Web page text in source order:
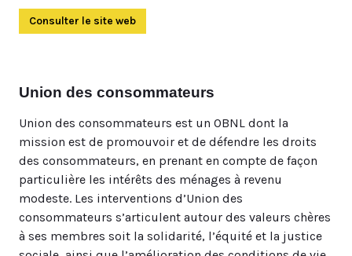
Consulter le site web
Union des consommateurs
Union des consommateurs est un OBNL dont la
mission est de promouvoir et de défendre les droits
des consommateurs, en prenant en compte de façon
particulière les intérêts des ménages à revenu
modeste. Les interventions d’Union des
consommateurs s’articulent autour des valeurs chères
à ses membres soit la solidarité, l’équité et la justice